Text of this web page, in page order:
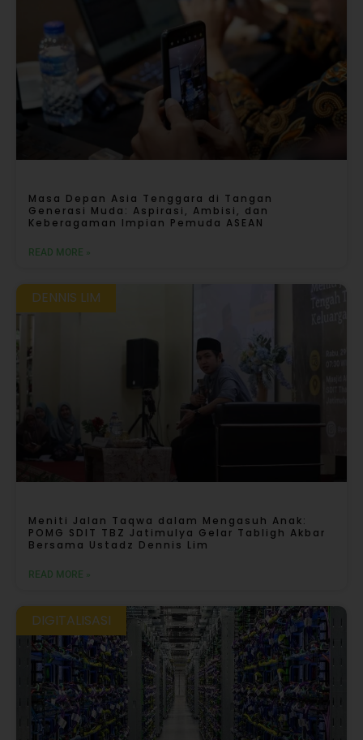
Masa Depan Asia Tenggara di Tangan
Generasi Muda: Aspirasi, Ambisi, dan
Keberagaman Impian Pemuda ASEAN
READ MORE »
DENNIS LIM
Meniti Jalan Taqwa dalam Mengasuh Anak:
POMG SDIT TBZ Jatimulya Gelar Tabligh Akbar
Bersama Ustadz Dennis Lim
READ MORE »
DIGITALISASI